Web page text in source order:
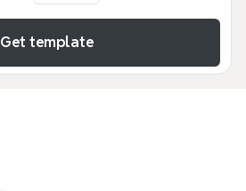
Get template